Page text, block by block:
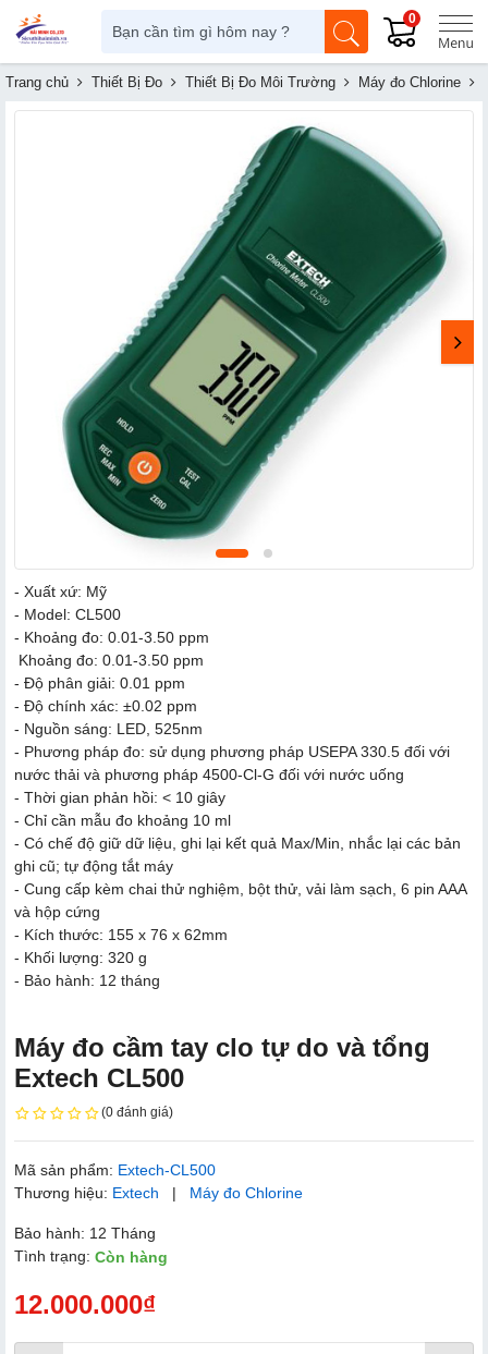
0
Trang chủ Thiết Bị Đo Thiết Bị Đo Môi Trường Máy đo Chlorine
- Xuất xứ: Mỹ
- Model: CL500
- Khoảng đo: 0.01-3.50 ppm
Khoảng đo: 0.01-3.50 ppm
- Độ phân giải: 0.01 ppm
- Độ chính xác: ±0.02 ppm
- Nguồn sáng: LED, 525nm
- Phương pháp đo: sử dụng phương pháp USEPA 330.5 đối với
nước thải và phương pháp 4500-Cl-G đối với nước uống
- Thời gian phản hồi: < 10 giây
- Chỉ cần mẫu đo khoảng 10 ml
- Có chế độ giữ dữ liệu, ghi lại kết quả Max/Min, nhắc lại các bản
ghi cũ; tự động tắt máy
- Cung cấp kèm chai thử nghiệm, bột thử, vải làm sạch, 6 pin AAA
và hộp cứng
- Kích thước: 155 x 76 x 62mm
- Khối lượng: 320 g
- Bảo hành: 12 tháng
Máy đo cầm tay clo tự do và tổng
Extech CL500
(0 đánh giá)
Mã sản phẩm: Extech-CL500
Thương hiệu: Extech | Máy đo Chlorine
Bảo hành: 12 Tháng
Tình trạng: Còn hàng
12.000.000₫